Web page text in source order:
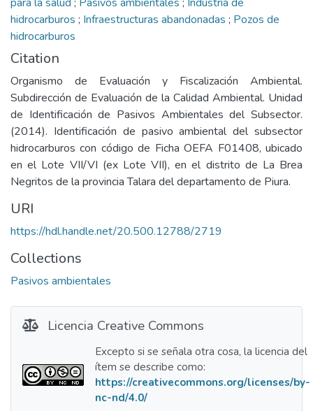
hidrocarburos ; Infraestructuras abandonadas ; Pozos de
hidrocarburos
Citation
Organismo de Evaluación y Fiscalización Ambiental.
Subdirección de Evaluación de la Calidad Ambiental. Unidad
de Identificación de Pasivos Ambientales del Subsector.
(2014). Identificación de pasivo ambiental del subsector
hidrocarburos con código de Ficha OEFA F01408, ubicado
en el Lote VII/VI (ex Lote VII), en el distrito de La Brea
Negritos de la provincia Talara del departamento de Piura.
URI
https://hdl.handle.net/20.500.12788/2719
Collections
Pasivos ambientales
Licencia Creative Commons
Excepto si se señala otra cosa, la licencia del
ítem se describe como:
https://creativecommons.org/licenses/by-
nc-nd/4.0/